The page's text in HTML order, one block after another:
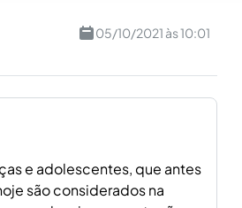
05/10/2021 às 10:01
e adolescentes, que antes
são considerados na